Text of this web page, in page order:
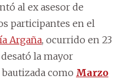
al ex asesor de
participantes en el
Argaña, ocurrido en 23
la mayor
como Marzo